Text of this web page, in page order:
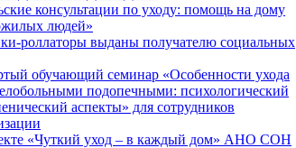
консультации по уходу: помощь на дому
людей»
роллаторы выданы получателю социальных
обучающий семинар «Особенности ухода
подопечными: психологический
аспекты» для сотрудников
«Чуткий уход – в каждый дом» АНО СОН